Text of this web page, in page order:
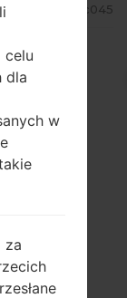
celu
dla
w
za